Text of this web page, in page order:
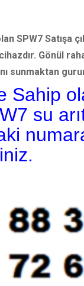
SPW7 Satışa
Gönül
sunmaktan
Sahip
su